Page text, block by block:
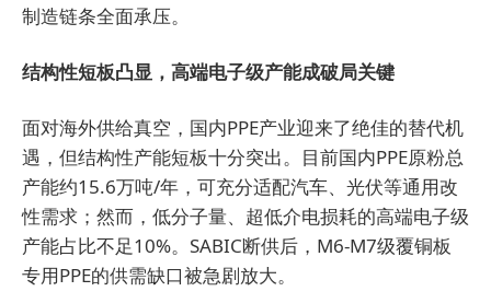
制造链条全面承压。
结构性短板凸显，高端电子级产能成破局关键
面对海外供给真空，国内PPE产业迎来了绝佳的替代机
遇，但结构性产能短板十分突出。目前国内PPE原粉总
产能约15.6万吨/年，可充分适配汽车、光伏等通用改
性需求；然而，低分子量、超低介电损耗的高端电子级
产能占比不足10%。SABIC断供后，M6-M7级覆铜板
专用PPE的供需缺口被急剧放大。